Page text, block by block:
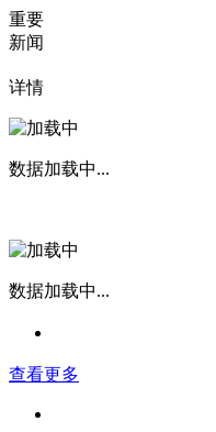
重要
新闻
详情
数据加载中...
数据加载中...
查看更多